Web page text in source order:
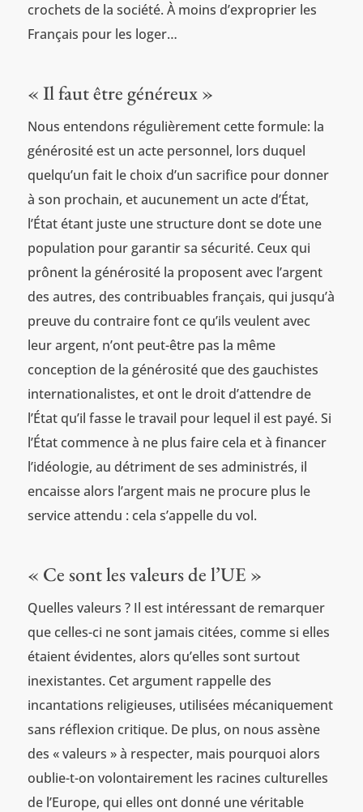
crochets de la société. À moins d’exproprier les
Français pour les loger…
« Il faut être généreux »
Nous entendons régulièrement cette formule: la
générosité est un acte personnel, lors duquel
quelqu’un fait le choix d’un sacrifice pour donner
à son prochain, et aucunement un acte d’État,
l’État étant juste une structure dont se dote une
population pour garantir sa sécurité. Ceux qui
prônent la générosité la proposent avec l’argent
des autres, des contribuables français, qui jusqu’à
preuve du contraire font ce qu’ils veulent avec
leur argent, n’ont peut-être pas la même
conception de la générosité que des gauchistes
internationalistes, et ont le droit d’attendre de
l’État qu’il fasse le travail pour lequel il est payé. Si
l’État commence à ne plus faire cela et à financer
l’idéologie, au détriment de ses administrés, il
encaisse alors l’argent mais ne procure plus le
service attendu : cela s’appelle du vol.
« Ce sont les valeurs de l’UE »
Quelles valeurs ? Il est intéressant de remarquer
que celles-ci ne sont jamais citées, comme si elles
étaient évidentes, alors qu’elles sont surtout
inexistantes. Cet argument rappelle des
incantations religieuses, utilisées mécaniquement
sans réflexion critique. De plus, on nous assène
des « valeurs » à respecter, mais pourquoi alors
oublie-t-on volontairement les racines culturelles
de l’Europe, qui elles ont donné une véritable